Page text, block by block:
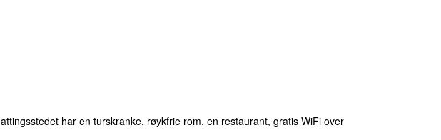
har en turskranke, røykfrie rom, en restaurant, gratis WiFi over